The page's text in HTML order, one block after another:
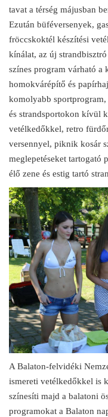
tavat a térség májusban
Ezután büféversenyek,
fröccskoktél készítési
kínálat, az új
színes program várható a
homokvárépítő és
komolyabb
és strandsportokon kívül
vetélkedőkkel, retro
versennyel, piknik kosár
meglepetéseket tartogató
élő zene és estig tartó
A Balaton-felvidéki
ismereti vetélkedőkkel is
színesíti majd a balatoni
programokat a Balaton